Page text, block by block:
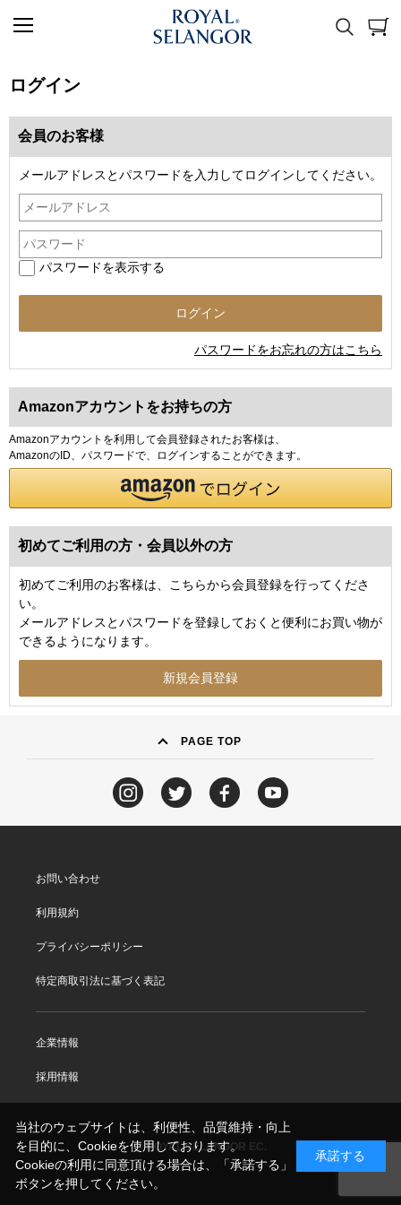
ログイン
会員のお客様
メールアドレスとパスワードを入力してログインしてください。
パスワードを表示する
パスワードをお忘れの方はこちら
Amazonアカウントをお持ちの方
Amazonアカウントを利用して会員登録されたお客様は、
AmazonのID、パスワードで、ログインすることができます。
初めてご利用の方・会員以外の方
初めてご利用のお客様は、こちらから会員登録を行ってくださ
い。
メールアドレスとパスワードを登録しておくと便利にお買い物が
できるようになります。
PAGE TOP
お問い合わせ
利用規約
プライバシーポリシー
特定商取引法に基づく表記
企業情報
採用情報
© ROYAL SELANGOR EC.
当社のウェブサイトは、利便性、品質維持・向上
を目的に、Cookieを使用しております。
Cookieの利用に同意頂ける場合は、「承諾する」
ボタンを押してください。
承諾する